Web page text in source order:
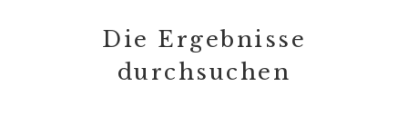
Die Ergebnisse
durchsuchen